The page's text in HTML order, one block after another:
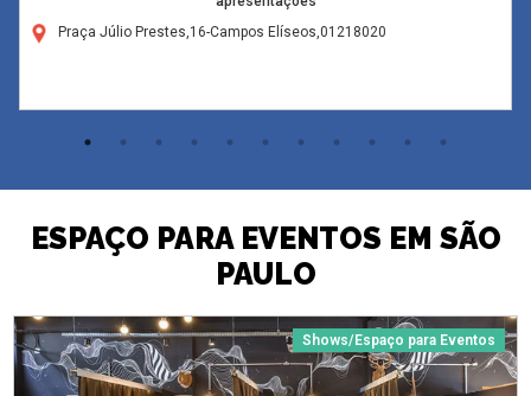
Praça Júlio Prestes,16-Campos Elíseos,01218020
ESPAÇO PARA EVENTOS EM SÃO
PAULO
Shows/Espaço para Eventos